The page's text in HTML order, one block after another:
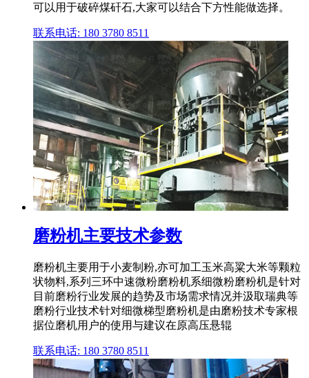
可以用于破碎煤矸石,大家可以结合下方性能做选择。
联系电话: 180 3780 8511
磨粉机主要技术参数
磨粉机主要用于小麦制粉,亦可加工玉米高粱大米等颗粒
状物料,系列三环中速微粉磨粉机系细微粉磨粉机是针对
目前磨粉行业发展的趋势及市场需求情况并汲取瑞典等
磨粉行业技术针对细微梯型磨粉机是由磨粉技术专家根
据位磨机用户的使用与建议在原高压悬辊
联系电话: 180 3780 8511